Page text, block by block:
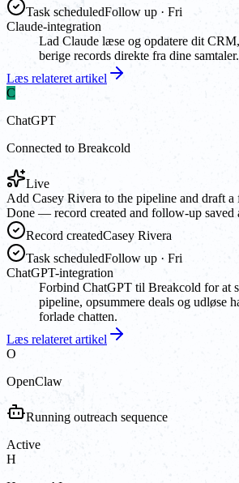
Task scheduledFollow up · Fri
Claude-integration
Lad Claude læse og opdatere dit
berige records direkte fra dine samtaler.
Læs relateret artikel
C
ChatGPT
Connected to Breakcold
Live
Add Casey Rivera to the pipeline and draft
Done — record created and follow-up saved
Record createdCasey Rivera
Task scheduledFollow up · Fri
ChatGPT-integration
Forbind ChatGPT til Breakcold for at
pipeline, opsummere deals og udløse
forlade chatten.
Læs relateret artikel
O
OpenClaw
Running outreach sequence
Active
H